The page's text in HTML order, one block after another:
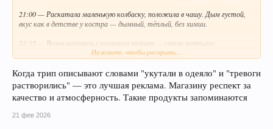
21:00 — Раскатала маленькую колбаску, положила в чашу. Дым густой,
вкус как в детстве у костра — дымный, тёплый, без химии.
21:15 — Волна началась с кончиков пальцев — стали ватными,
тяжёлыми. Потом тепло разлилось по спине. Мысли замедлились, стало
21:45 — Лёг на диван, смотрю на потолок. Ощущение, будто меня
укутали в мягкое одеяло. Тревоги дня растворились, осталось только
«здесь и сейчас».
22:30 — Захотелось манго — съела, и оно было самым сочным в жизни.
Нажмите, чтобы раскрыть...
Когда трип описывают словами "укутали в одеяло" и "тревоги
растворились" — это лучшая реклама. Магазину респект за
качество и атмосферность. Такие продукты запоминаются
21 фев 2026